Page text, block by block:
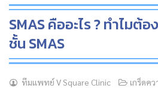
NEW
SMAS คืออะไร ? ทำไมต้
ชั้น SMAS
ทีมแพทย์ V Square Clinic
เกร็ดคว